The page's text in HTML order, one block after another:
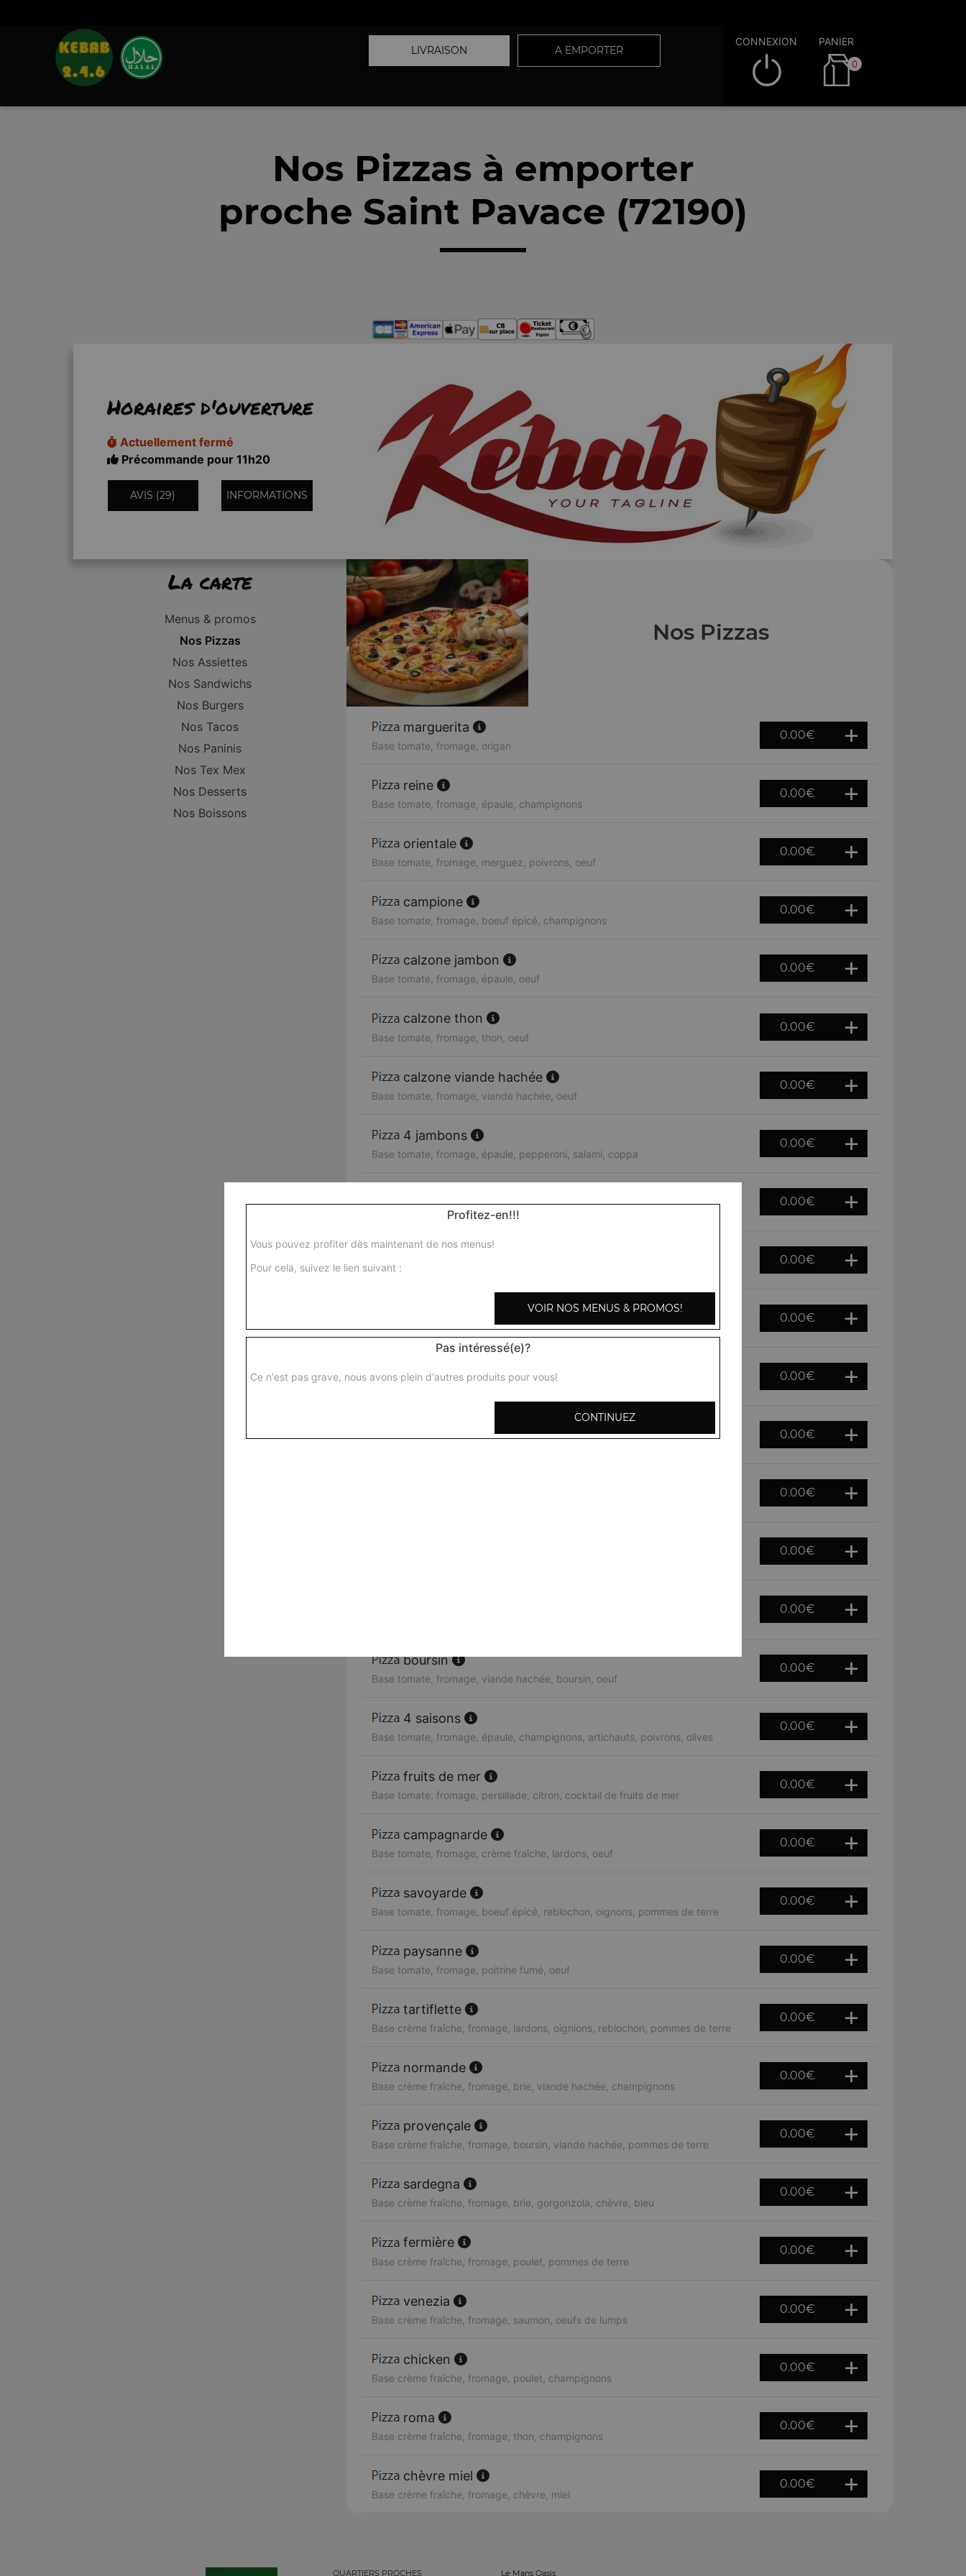
LIVRAISON A EMPORTER
CONNEXION PANIER
0
Nos Pizzas à emporter
proche Saint Pavace (72190)
Horaires d'ouverture
Actuellement fermé
Précommande pour 11h20
AVIS (29) INFORMATIONS
La carte
Menus & promos
Nos Pizzas
Nos Assiettes
Nos Sandwichs
Nos Burgers
Nos Tacos
Nos Paninis
Nos Tex Mex
Nos Desserts
Nos Boissons
Nos Pizzas
marguerita
Base tomate, fromage, origan
0.00€
reine
Base tomate, fromage, épaule, champignons
0.00€
orientale
Base tomate, fromage, merguez, poivrons, oeuf
0.00€
campione
Base tomate, fromage, boeuf épicé, champignons
0.00€
calzone jambon
Base tomate, fromage, épaule, oeuf
0.00€
calzone thon
Base tomate, fromage, thon, oeuf
0.00€
calzone viande hachée
Base tomate, fromage, viande hachée, oeuf
0.00€
4 jambons
Base tomate, fromage, épaule, pepperoni, salami, coppa
0.00€
Base tomate, fromage, thon, oignons, poivrons, oeuf
0.00€
fajitas
Base tomate, fromage, poulet, poivrons, oignons
0.00€
Base tomate, parmesan, provolone, mozzarella, brie
0.00€
Base tomate, fromage, saumon fumé, crème fraîche, oeufs de lump, citron
0.00€
0.00€
0.00€
0.00€
0.00€
boursin
Base tomate, fromage, viande hachée, boursin, oeuf
0.00€
4 saisons
Base tomate, fromage, épaule, champignons, artichauts, poivrons, olives
0.00€
fruits de mer
Base tomate, fromage, persillade, citron, cocktail de fruits de mer
0.00€
campagnarde
Base tomate, fromage, crème fraîche, lardons, oeuf
0.00€
savoyarde
Base tomate, fromage, boeuf épicé, reblochon, oignons, pommes de terre
0.00€
paysanne
Base tomate, fromage, poitrine fumé, oeuf
0.00€
tartiflette
Base crème fraîche, fromage, lardons, oignions, reblochon, pommes de terre
0.00€
normande
Base crème fraîche, fromage, brie, viande hachée, champignons
0.00€
provençale
Base crème fraîche, fromage, boursin, viande hachée, pommes de terre
0.00€
sardegna
Base crème fraîche, fromage, brie, gorgonzola, chèvre, bleu
0.00€
fermière
Base crème fraîche, fromage, poulet, pommes de terre
0.00€
venezia
Base crème fraîche, fromage, saumon, oeufs de lumps
0.00€
chicken
Base crème fraîche, fromage, poulet, champignons
0.00€
roma
Base crème fraîche, fromage, thon, champignons
0.00€
chèvre miel
Base crème fraîche, fromage, chèvre, miel
0.00€
QUARTIERS PROCHES Le Mans Oasis
Profitez-en!!!
Vous pouvez profiter dès maintenant de nos menus!
Pour cela, suivez le lien suivant :
VOIR NOS MENUS & PROMOS!
Pas intéressé(e)?
Ce n'est pas grave, nous avons plein d'autres produits pour vous!
CONTINUEZ